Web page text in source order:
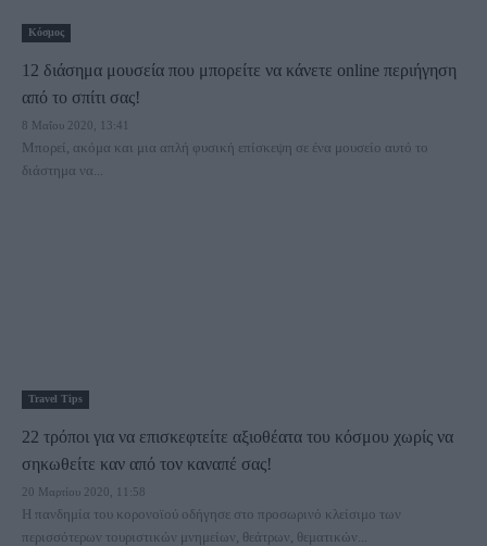
Κόσμος
12 διάσημα μουσεία που μπορείτε να κάνετε online περιήγηση
από το σπίτι σας!
8 Μαΐου 2020, 13:41
Μπορεί, ακόμα και μια απλή φυσική επίσκεψη σε ένα μουσείο αυτό το
διάστημα να...
Travel Tips
22 τρόποι για να επισκεφτείτε αξιοθέατα του κόσμου χωρίς να
σηκωθείτε καν από τον καναπέ σας!
20 Μαρτίου 2020, 11:58
Η πανδημία του κορονοϊού οδήγησε στο προσωρινό κλείσιμο των
περισσότερων τουριστικών μνημείων, θεάτρων, θεματικών...